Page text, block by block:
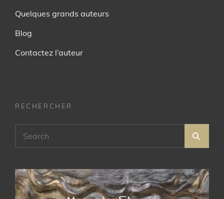
Quelques grands auteurs
Blog
Contactez l’auteur
RECHERCHER
for: